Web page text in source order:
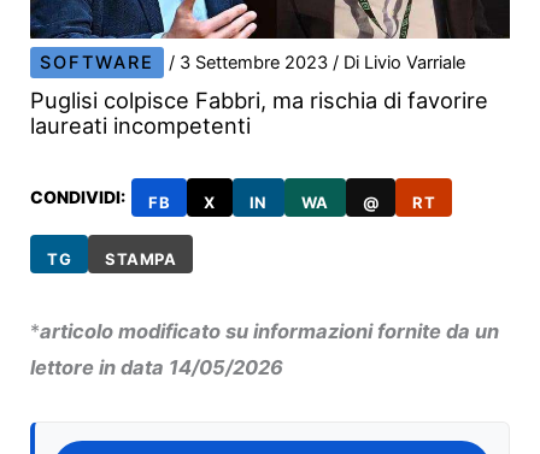
SOFTWARE / 3 Settembre 2023/ Di Livio Varriale
Puglisi colpisce Fabbri, ma rischia di favorire
laureati incompetenti
CONDIVIDI: FB X IN WA @ RT
TG STAMPA
*articolo modificato su informazioni fornite da un
lettore in data 14/05/2026